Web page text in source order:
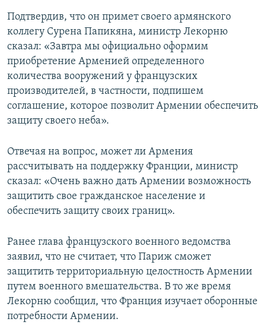
Подтвердив, что он примет своего армянского
коллегу Сурена Папикяна, министр Лекорню
сказал: «Завтра мы официально оформим
приобретение Арменией определенного
количества вооружений у французских
производителей, в частности, подпишем
соглашение, которое позволит Армении обеспечить
защиту своего неба».
Отвечая на вопрос, может ли Армения
рассчитывать на поддержку Франции, министр
сказал: «Очень важно дать Армении возможность
защитить свое гражданское население и
обеспечить защиту своих границ».
Ранее глава французского военного ведомства
заявил, что не считает, что Париж сможет
защитить территориальную целостность Армении
путем военного вмешательства. В то же время
Лекорню сообщил, что Франция изучает оборонные
потребности Армении.